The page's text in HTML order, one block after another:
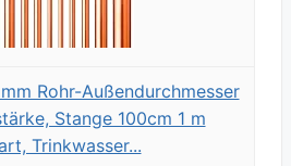
Rohr-Außendurchmesser
Stange 100cm 1 m
Trinkwasser...